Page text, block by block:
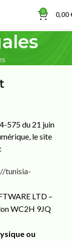
0 0,00
575 du 21 juin
le site
tunisia-
LTD –
WC2H 9JQ
ou